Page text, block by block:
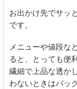
お出かけ先でサッ
です。
メニューや値段な
ると、とっても便
繊細で上品な透か
わないときはバッ